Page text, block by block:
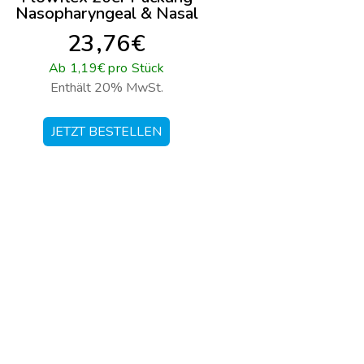
Nasopharyngeal & Nasal
23,76€
Ab 1,19€ pro Stück
Enthält 20% MwSt.
JETZT BESTELLEN